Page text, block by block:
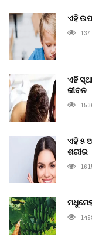
ଏହି
ଏହି
ଜୀବନ
ଏହି ୫
ଶରୀର